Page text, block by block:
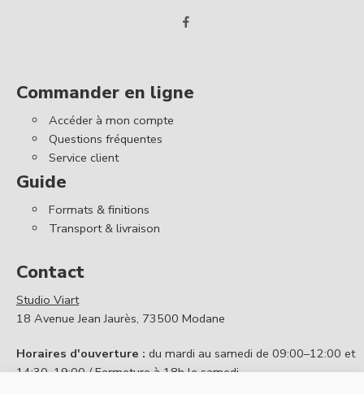
Commander en ligne
Accéder à mon compte
Questions fréquentes
Service client
Guide
Formats & finitions
Transport & livraison
Contact
Studio Viart
18 Avenue Jean Jaurès, 73500 Modane
Horaires d'ouverture : du mardi au samedi de 09:00–12:00 et
14:30–19:00 / Fermeture à 18h le samedi